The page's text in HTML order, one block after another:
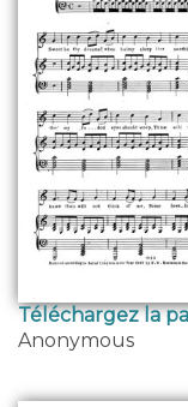
Téléchargez la
Anonymous